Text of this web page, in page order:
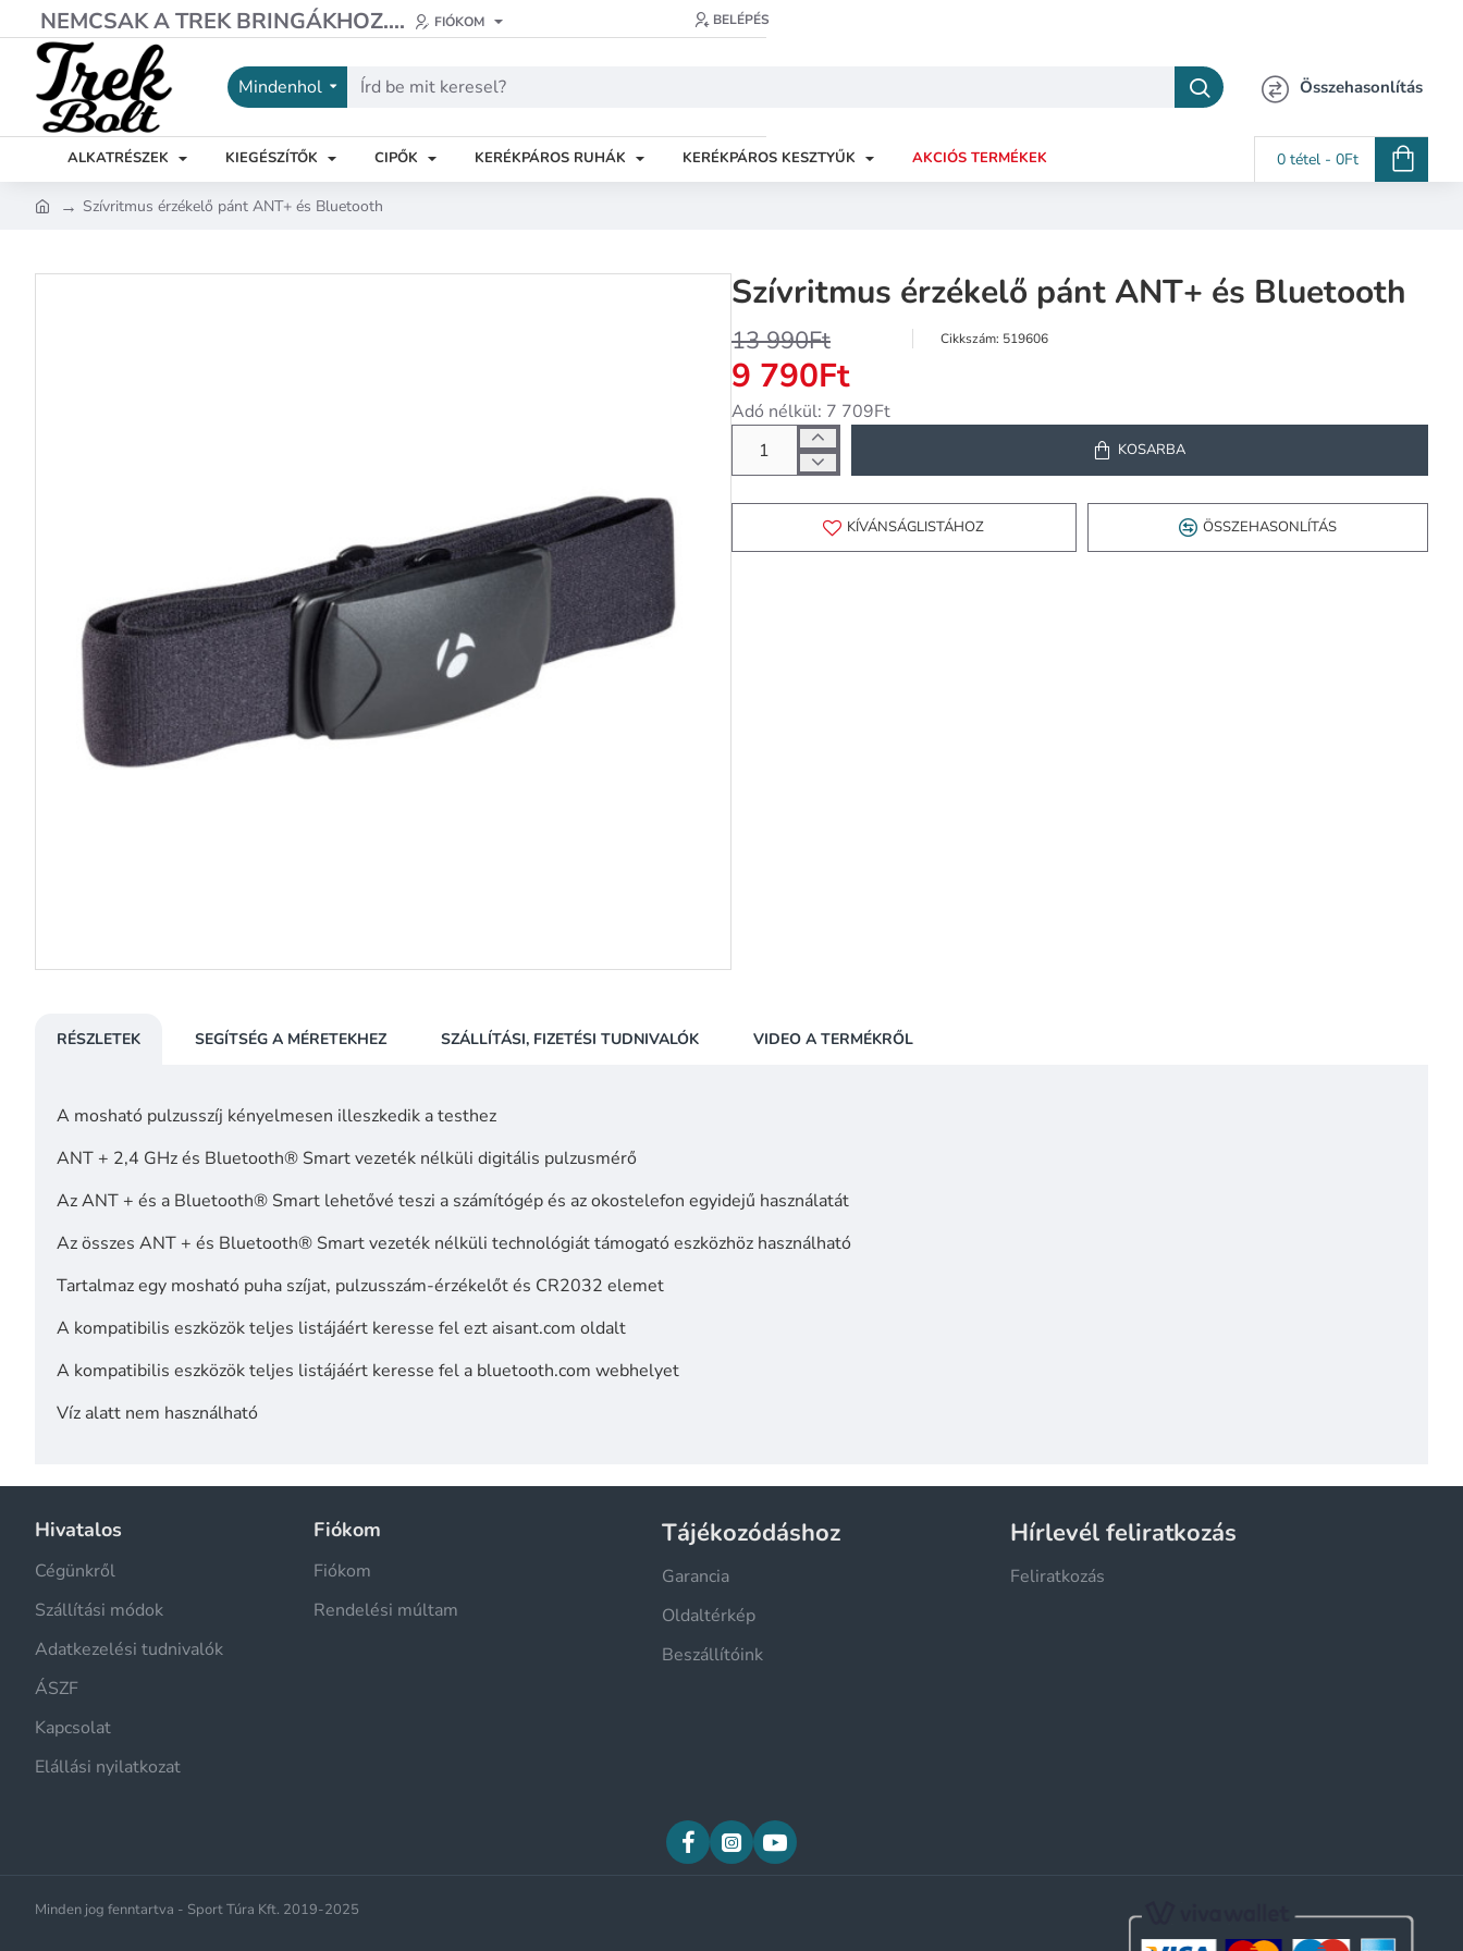
NEMCSAK A TREK BRINGÁKHOZ.... FIÓKOM BELÉPÉS
Mindenhol
Írd
mit
keresel?
Összehasonlítás
ALKATRÉSZEK KIEGÉSZÍTŐK CIPŐK KERÉKPÁROS RUHÁK KERÉKPÁROS KESZTYŰK AKCIÓS TERMÉKEK 0 tétel - 0Ft
m
Szívritmus érzékelő pánt ANT+ és Bluetooth
Szívritmus érzékelő pánt ANT+ és Bluetooth
9 790Ft
13 990Ft
Adó nélkül: 7 709Ft
Cikkszám: 519606
KOSÁRBA
KÍVÁNSÁGLISTÁHOZ ÖSSZEHASONLÍTÁS
RÉSZLETEK SEGÍTSÉG A MÉRETEKHEZ SZÁLLÍTÁSI, FIZETÉSI TUDNIVALÓK VIDEO A TERMÉKRŐL
A mosható pulzusszíj kényelmesen illeszkedik a testhez
ANT + 2,4 GHz és Bluetooth® Smart vezeték nélküli digitális pulzusmérő
Az ANT + és a Bluetooth® Smart lehetővé teszi a számítógép és az okostelefon egyidejű használatát
Az összes ANT + és Bluetooth® Smart vezeték nélküli technológiát támogató eszközhöz használható
Tartalmaz egy mosható puha szíjat, pulzusszám-érzékelőt és CR2032 elemet
A kompatibilis eszközök teljes listájáért keresse fel ezt aisant.com oldalt
A kompatibilis eszközök teljes listájáért keresse fel a bluetooth.com webhelyet
Víz alatt nem használható
Hivatalos
Cégünkről
Szállítási módok
Adatkezelési tudnivalók
ÁSZF
Kapcsolat
Elállási nyilatkozat
Fiókom
Fiókom
Rendelési múltam
Tájékozódáshoz
Garancia
Oldaltérkép
Beszállítóink
Hírlevél feliratkozás
Feliratkozás
Minden jog fenntartva - Sport Túra Kft. 2019-2025